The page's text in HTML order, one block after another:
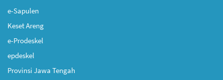
e-Sapulen
Keset Areng
e-Prodeskel
epdeskel
Provinsi Jawa Tengah